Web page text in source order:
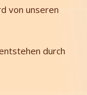
von unseren
durch